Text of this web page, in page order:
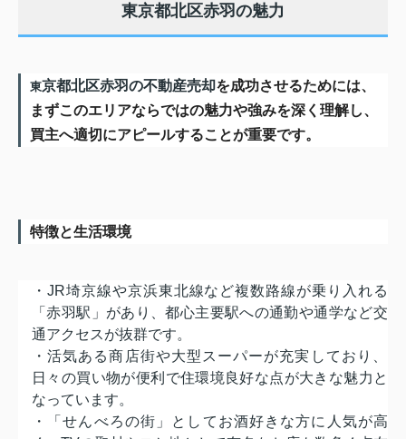
東京都北区赤羽の魅力
東京都北区赤羽の不動産売却を成功させるためには、
まずこのエリアならではの魅力や強みを深く理解し、
買主へ適切にアピールすることが重要です。
特徴と生活環境
・JR埼京線や京浜東北線など複数路線が乗り入れる
「赤羽駅」 があり、都心主要駅への通勤や通学など交
通アクセスが抜群です。
・活気ある商店街や大型スーパーが充実しており、
日々の買い物が便利で住環境良好な点が大きな魅力と
なっています。
・「せんべろの街」としてお酒好きな方に人気が高